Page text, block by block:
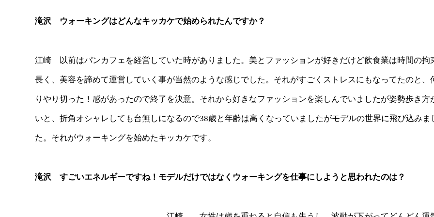
滝沢 ウォーキングはどんなキッカケで始められたんですか？
江崎 以前はパンカフェを経営していた時がありました。美とファッションが好きだけど飲食業は時間の拘
長く、美容を諦めて運営していく事が当然のような感じでした。それがすごくストレスにもなってたのと、
りやり切った！感があったので終了を決意。それから好きなファッションを楽しんでいましたが姿勢歩き方
いと、折角オシャレしても台無しになるので38歳と年齢は高くなっていましたがモデルの世界に飛び込みま
た。それがウォーキングを始めたキッカケです。
滝沢 すごいエネルギーですね！モデルだけではなくウォーキングを仕事にしようと思われたのは？